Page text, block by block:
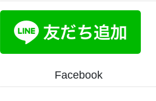
Facebook